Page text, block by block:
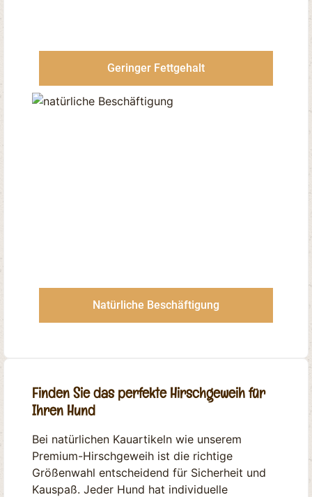
Geringer Fettgehalt
Natürliche Beschäftigung
Finden Sie das perfekte Hirschgeweih für
Ihren Hund
Bei natürlichen Kauartikeln wie unserem
Premium-Hirschgeweih ist die richtige
Größenwahl entscheidend für Sicherheit und
Kauspaß. Jeder Hund hat individuelle